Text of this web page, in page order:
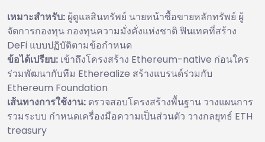
เหมาะสำหรับ: ผู้ดูแลสินทรัพย์ นายหน้าซื้อขายหลักทรัพย์ ผู้
จัดการกองทุน กองทุนความมั่งคั่งแห่งชาติ ฟินเทคที่สร้าง
DeFi แบบปฏิบัติตามข้อกำหนด
ข้อได้เปรียบ: เข้าถึงโครงสร้าง Ethereum-native ก่อนใคร
ร่วมพัฒนากับทีม Etherealize สร้างแบรนด์ร่วมกับ
Ethereum Foundation
เส้นทางการใช้งาน: ตรวจสอบโครงสร้างพื้นฐาน วางแผนการ
รวมระบบ กำหนดเครื่องมือความเป็นส่วนตัว วางกลยุทธ์ ETH
treasury